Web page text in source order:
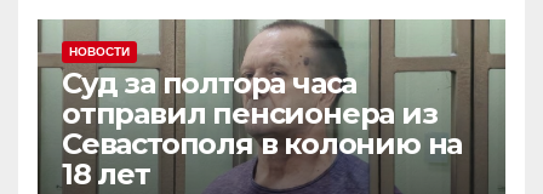
НОВОСТИ
Суд за полтора часа
отправил пенсионера из
Севастополя в колонию на
18 лет